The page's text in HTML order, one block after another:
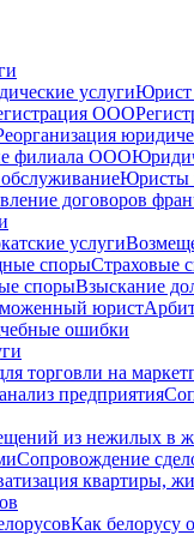
услугиЮрист
ООО
филиала ООО
Юристы
договоров
услуги
спорыСтраховые
спорыВзыскание
юрист
ошибки
торговли на
предприятия
из нежилых в
Сопровождение
квартиры,
Как белорусу